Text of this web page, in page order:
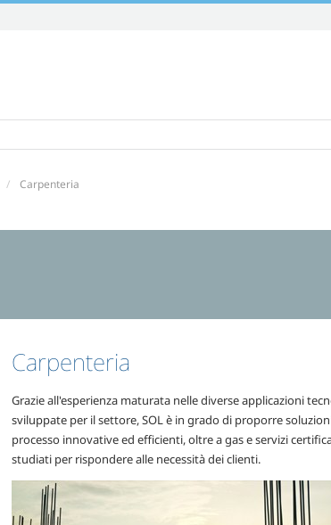
Carpenteria
Carpenteria
Grazie all'esperienza maturata nelle diverse applicazioni
sviluppate per il settore, SOL è in grado di proporre
processo innovative ed efficienti, oltre a gas e servizi
studiati per rispondere alle necessità dei clienti.